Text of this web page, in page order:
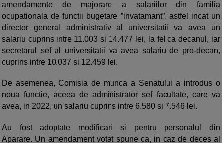
amendamente de majorare a salariilor din familia
ocupationala de functii bugetare ”invatamant”, astfel incat un
director general administrativ al universitatii va avea un
salariu cuprins intre 11.003 si 14.477 lei, la fel ca decanul, iar
secretarul sef al universitatii va avea salariu de pro-decan,
cuprins intre 10.037 si 12.459 lei.
De asemenea, Comisia de munca a Senatului a introdus o
noua functie, aceea de administrator sef facultate, care va
avea, in 2022, un salariu cuprins intre 6.580 si 7.546 lei.
Au fost adoptate modificari si pentru personalul din
Aparare. Un amendament votat spune ca, in caz de deces al